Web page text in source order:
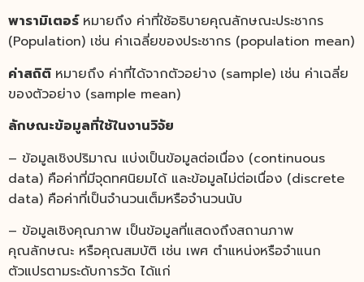
พารามิเตอร์ หมายถึง ค่าที่ใช้อธิบายคุณลักษณะประชากร
(Population) เช่น ค่าเฉลี่ยของประชากร (population mean)
ค่าสถิติ หมายถึง ค่าที่ได้จากตัวอย่าง (sample) เช่น ค่าเฉลี่ย
ของตัวอย่าง (sample mean)
ลักษณะข้อมูลที่ใช้ในงานวิจัย
– ข้อมูลเชิงปริมาณ แบ่งเป็นข้อมูลต่อเนื่อง (continuous
data) คือค่าที่มีจุดทศนิยมได้ และข้อมูลไม่ต่อเนื่อง (discrete
data) คือค่าที่เป็นจำนวนเต็มหรือจำนวนนับ
– ข้อมูลเชิงคุณภาพ เป็นข้อมูลที่แสดงถึงสถานภาพ
คุณลักษณะ หรือคุณสมบัติ เช่น เพศ ตำแหน่งหรือจำแนก
ตัวแปรตามระดับการวัด ได้แก่